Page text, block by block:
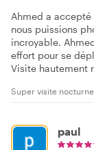
Ahmed a
nous puissions
incroyable.
effort pour se
Visite hautement
Super visite nocturne.
paul